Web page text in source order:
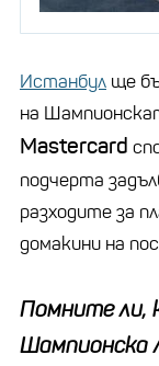
Истанбул ще
на
Mastercard
подчерта
разходите за
домакини на
Помните ли,
Шампионска